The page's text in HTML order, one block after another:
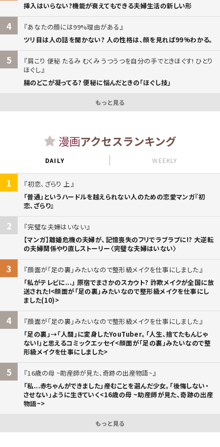
挿入はいらない?機能が衰えてもできる夫婦生活の新しい形
4
あなたの顔には99%理由がある
ツリ目は人の話を聞かない? 人の性格は、顔を見れば99%わかる。
5
肩こり 便秘 たるみ むくみ うつうつを自分の手でときほぐす! ひとり
ほぐし
腸のどこが凝ってる? 便秘に悩んだときの「ほぐし技」
もっと見る
漫画アクセスランキング
DAILY WEEKLY
1
初恋、ざらり 上
「普通」というハードルを越えられない人のための恋愛マンガ『初
恋、ざらり』
2
完璧な夫婦はいない
【マンガ】離婚危機の夫婦が、記憶喪失のフリでラブラブに!? 大逆転
の夫婦関係やり直しストーリー〈完璧な夫婦はいない〉
3
顔面が「足の裏」みたいなので整形級メイクを仕事にしました
「私がテレビに...」 原宿でまさかのスカウト? 詐欺メイクが全国に放
送された!<顔面が「足の裏」みたいなので整形級メイクを仕事にし
ました(10)>
4
顔面が「足の裏」みたいなので整形級メイクを仕事にしました
「足の裏」→「人間」に変身したYouTuber。「人生、捨てたもんじゃ
ない!」と思えるコミックエッセイ<顔面が「足の裏」みたいなので整
形級メイクを仕事にしました>
5
16歳の母 ~助産師が見た、奇跡の出産物語~
「私...赤ちゃんができました」――産むことを選んだ少女。「後悔しない・
させない」ように生きていく<16歳の母 ~助産師が見た、奇跡の出産
物語~>
もっと見る